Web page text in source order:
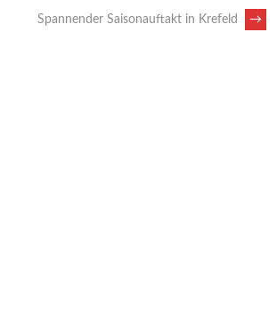
Spannender Saisonauftakt in Krefeld →